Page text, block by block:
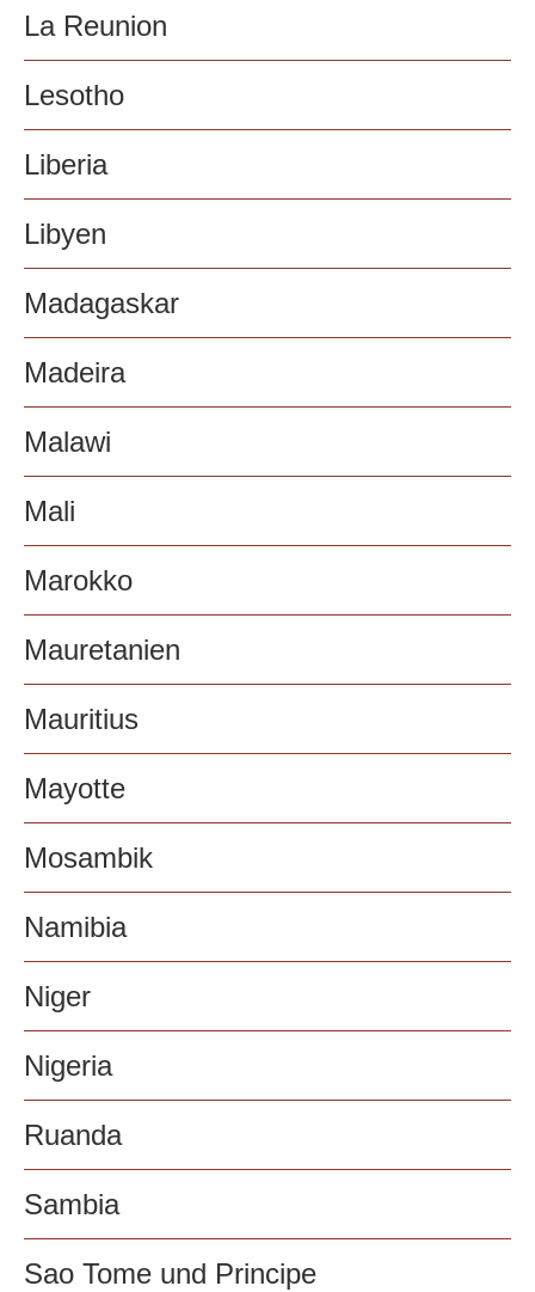
La Reunion
Lesotho
Liberia
Libyen
Madagaskar
Madeira
Malawi
Mali
Marokko
Mauretanien
Mauritius
Mayotte
Mosambik
Namibia
Niger
Nigeria
Ruanda
Sambia
Sao Tome und Principe